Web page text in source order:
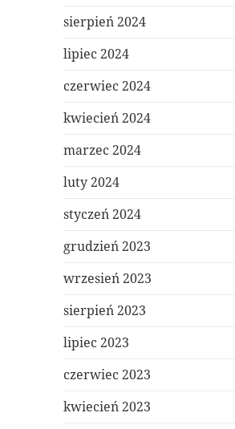
sierpień 2024
lipiec 2024
czerwiec 2024
kwiecień 2024
marzec 2024
luty 2024
styczeń 2024
grudzień 2023
wrzesień 2023
sierpień 2023
lipiec 2023
czerwiec 2023
kwiecień 2023